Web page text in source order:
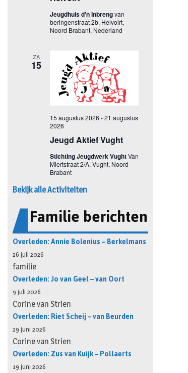
Bekijk alle Activiteiten
Familie berichten
Overleden: Annie Bolenius – Berkelmans
26 juli 2026
familie
Overleden: Jo van Geel – van Oort
9 juli 2026
Corine van Strien
Overleden: Riet Scheij – van Beurden
29 juni 2026
Corine van Strien
Overleden: Zus van Kuijk – Pollaerts
19 juni 2026